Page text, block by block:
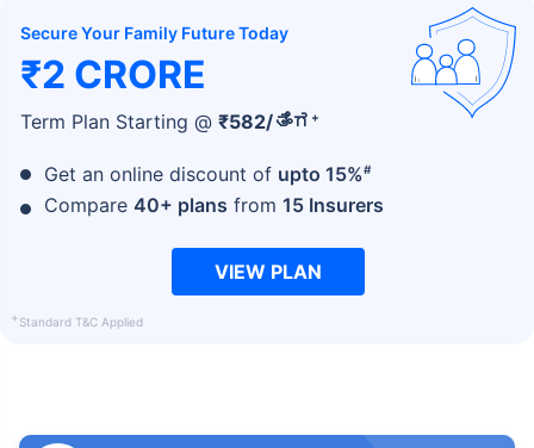
Secure Your Family Future Today
₹2 CRORE
Term Plan Starting @ ₹582/ತಿಂಗ +
Get an online discount of upto 15%#
Compare 40+ plans from 15 Insurers
VIEW PLAN
+Standard T&C Applied